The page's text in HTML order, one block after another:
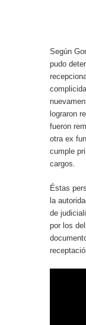
Según
pudo
lograron
fueron
otra ex
cumple
cargos.
Éstas
la
de
por los